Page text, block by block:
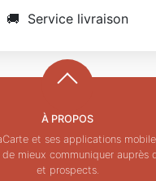
🚚 Service livraison
À PROPOS
et ses applications
de mieux communiquer auprès
et prospects.